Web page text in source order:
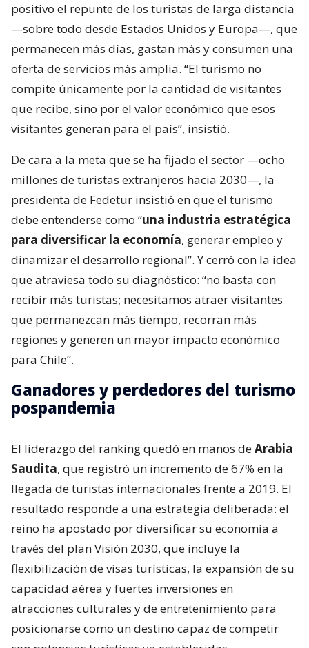
positivo el repunte de los turistas de larga distancia
—sobre todo desde Estados Unidos y Europa—, que
permanecen más días, gastan más y consumen una
oferta de servicios más amplia. “El turismo no
compite únicamente por la cantidad de visitantes
que recibe, sino por el valor económico que esos
visitantes generan para el país”, insistió.
De cara a la meta que se ha fijado el sector —ocho
millones de turistas extranjeros hacia 2030—, la
presidenta de Fedetur insistió en que el turismo
debe entenderse como “una industria estratégica
para diversificar la economía, generar empleo y
dinamizar el desarrollo regional”. Y cerró con la idea
que atraviesa todo su diagnóstico: “no basta con
recibir más turistas; necesitamos atraer visitantes
que permanezcan más tiempo, recorran más
regiones y generen un mayor impacto económico
para Chile”.
Ganadores y perdedores del turismo
pospandemia
El liderazgo del ranking quedó en manos deArabia
Saudita, que registró un incremento de 67% en la
llegada de turistas internacionales frente a 2019. El
resultado responde a una estrategia deliberada: el
reino ha apostado por diversificar su economía a
través del plan Visión 2030, que incluye la
flexibilización de visas turísticas, la expansión de su
capacidad aérea y fuertes inversiones en
atracciones culturales y de entretenimiento para
posicionarse como un destino capaz de competir